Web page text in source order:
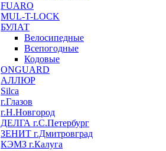
FUARO
MUL-T-LOCK
БУЛАТ
Велосипедные
Всепогодные
Кодовые
ONGUARD
АЛЛЮР
Silca
г.Глазов
г.Н.Новгород
ДЕЛГА г.С.Петербург
ЗЕНИТ г.Дмитровград
КЭМЗ г.Калуга